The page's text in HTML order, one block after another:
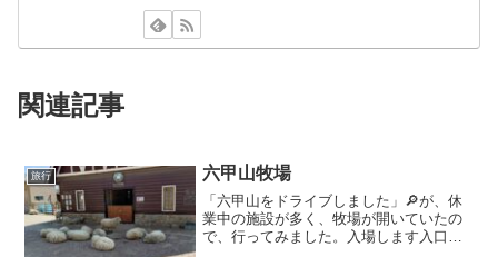
関連記事
旅行 六甲山牧場
「六甲山をドライブしました」🔎が、休
業中の施設が多く、牧場が開いていたの
で、行ってみました。入場します入口入